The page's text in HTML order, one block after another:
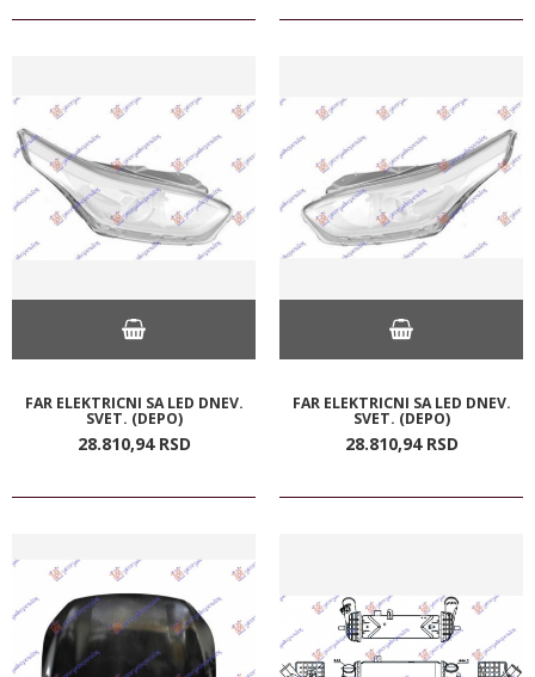
FAR ELEKTRICNI SA LED DNEV.
SVET. (DEPO)
28.810,94 RSD
FAR ELEKTRICNI SA LED DNEV.
SVET. (DEPO)
28.810,94 RSD